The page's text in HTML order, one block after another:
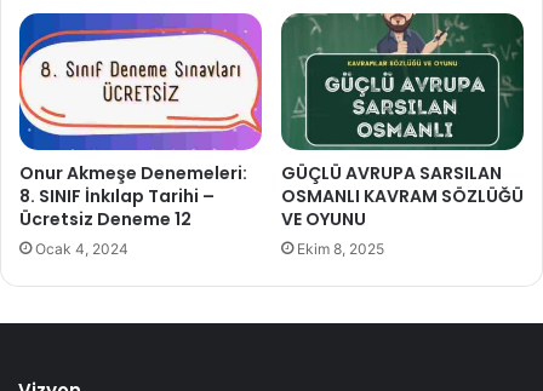
Onur Akmeşe Denemeleri:
8. SINIF İnkılap Tarihi –
Ücretsiz Deneme 12
Ocak 4, 2024
GÜÇLÜ AVRUPA SARSILAN
OSMANLI KAVRAM SÖZLÜĞÜ
VE OYUNU
Ekim 8, 2025